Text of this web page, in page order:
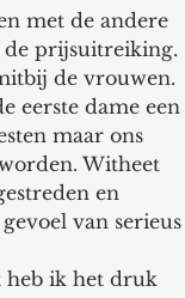
met de andere
de prijsuitreiking.
de vrouwen.
eerste dame een
maar ons
Witheet
en
van serieus
heb ik het druk